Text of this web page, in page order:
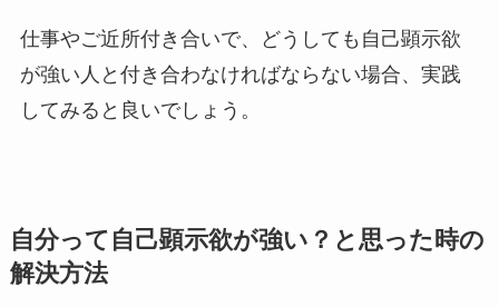
仕事やご近所付き合いで、どうしても自己顕示欲
が強い人と付き合わなければならない場合、実践
してみると良いでしょう。
自分って自己顕示欲が強い？と思った時の
解決方法